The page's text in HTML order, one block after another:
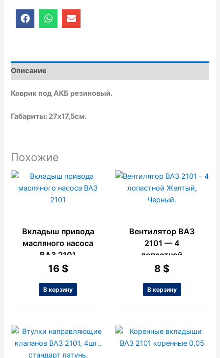
F
a
c
o
o
k
W
h
a
a
p
E
n
v
o
e
Описание
Коврик под АКБ резиновый.
Габариты: 27х17,5см.
Похожие
Вкладыш привода
масляного насоса
ВАЗ 2101
16 $
В корзину
Вентилятор ВАЗ
2101 — 4
лопастной
Желтый, Черный.
8 $
В корзину